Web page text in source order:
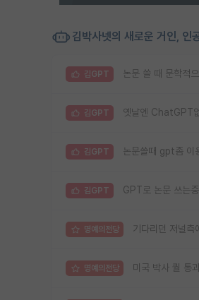
김박사넷의 새로운 거인, 인
김GPT 논문 쓸 때 문학적
김GPT 옛날엔 ChatGPT
김GPT 논문쓸때 gpt좀 이
김GPT GPT로 논문 쓰는중
명예의전당 기다리던 저널
명예의전당 미국 박사 퀄 통